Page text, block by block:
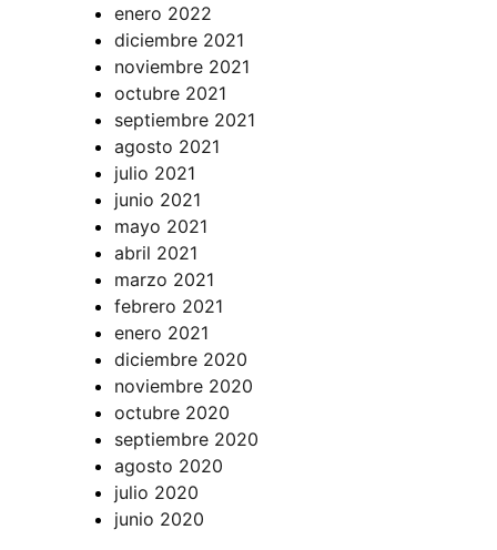
enero 2022
diciembre 2021
noviembre 2021
octubre 2021
septiembre 2021
agosto 2021
julio 2021
junio 2021
mayo 2021
abril 2021
marzo 2021
febrero 2021
enero 2021
diciembre 2020
noviembre 2020
octubre 2020
septiembre 2020
agosto 2020
julio 2020
junio 2020